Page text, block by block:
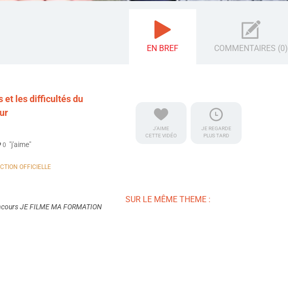
EN BREF COMMENTAIRES (0)
et les difficultés du
0 "j'aime"
OFFICIELLE
JE FILME MA FORMATION
J'AIME
CETTE VIDÉO
JE REGARDE
PLUS TARD
SUR LE MÊME THEME :